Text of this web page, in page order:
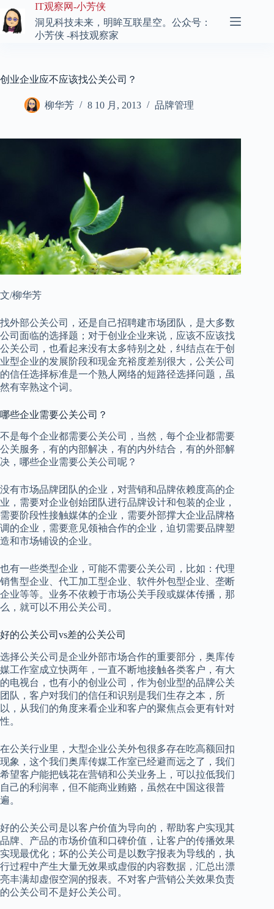
至
内
IT观察网-小芳侠
洞见科技未来，明眸互联星空。公众号：
小芳侠 -科技观察家
创业企业应不应该找公关公司？
柳华芳 8 10 月, 2013 品牌管理
文/柳华芳
找外部公关公司，还是自己招聘建市场团队，是大多数
公司面临的选择题；对于创业企业来说，应该不应该找
公关公司，也看起来没有太多特别之处，纠结点在于创
业型企业的发展阶段和现金充裕度差别很大，公关公司
的信任选择标准是一个熟人网络的短路径选择问题，虽
然有宰熟这个词。
哪些企业需要公关公司？
不是每个企业都需要公关公司，当然，每个企业都需要
公关服务，有的内部解决，有的内外结合，有的外部解
决，哪些企业需要公关公司呢？
没有市场品牌团队的企业，对营销和品牌依赖度高的企
业，需要对企业创始团队进行品牌设计和包装的企业，
需要阶段性接触媒体的企业，需要外部撑大企业品牌格
调的企业，需要意见领袖合作的企业，迫切需要品牌塑
造和市场铺设的企业。
也有一些类型企业，可能不需要公关公司，比如：代理
销售型企业、代工加工型企业、软件外包型企业、垄断
企业等等。业务不依赖于市场公关手段或媒体传播，那
么，就可以不用公关公司。
好的公关公司vs差的公关公司
选择公关公司是企业外部市场合作的重要部分，奥库传
媒工作室成立快两年，一直不断地接触各类客户，有大
的电视台，也有小的创业公司，作为创业型的品牌公关
团队，客户对我们的信任和识别是我们生存之本，所
以，从我们的角度来看企业和客户的聚焦点会更有针对
性。
在公关行业里，大型企业公关外包很多存在吃高额回扣
现象，这个我们奥库传媒工作室已经避而远之了，我们
希望客户能把钱花在营销和公关业务上，可以拉低我们
自己的利润率，但不能商业贿赂，虽然在中国这很普
遍。
好的公关公司是以客户价值为导向的，帮助客户实现其
品牌、产品的市场价值和口碑价值，让客户的传播效果
实现最优化；坏的公关公司是以数字报表为导线的，执
行过程中产生大量无效果或虚假的内容数据，汇总出漂
亮丰满却虚假空洞的报表。不对客户营销公关效果负责
的公关公司不是好公关公司。